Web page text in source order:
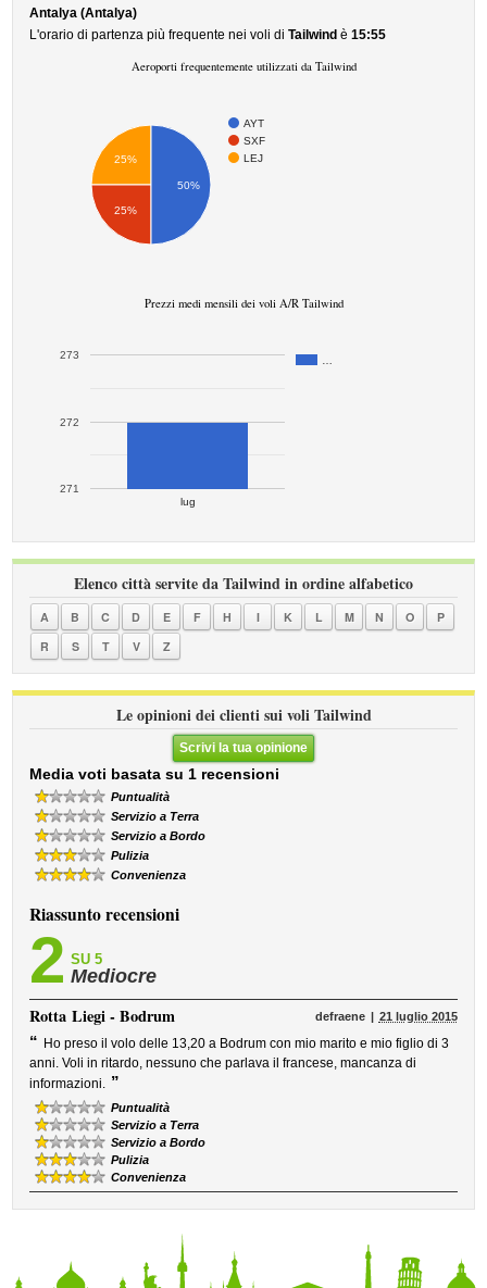
Antalya (Antalya)
L'orario di partenza più frequente nei voli diTailwind è15:55
Aeroporti frequentemente utilizzati da Tailwind
AYT
SXF
LEJ
25%
25%
50%
Prezzi medi mensili dei voli A/R Tailwind
lug
271
272
273
Elenco città servite da Tailwind in ordine alfabetico
A B C D E F H I K L M N O
P
R
S T V Z
Le opinioni dei clienti sui voli Tailwind
Scrivi la tua opinione
Media voti basata su 1 recensioni
Puntualità
Servizio a Terra
Servizio a Bordo
Pulizia
Convenienza
Riassunto recensioni
2 SU 5
Mediocre
RottaLiegi - Bodrum defraene 21 luglio 2015
“ Ho preso il volo delle 13,20 a Bodrum con mio marito e mio figlio di 3
anni. Voli in ritardo, nessuno che parlava il francese, mancanza di
informazioni. ”
Puntualità
Servizio a Terra
Servizio a Bordo
Pulizia
Convenienza